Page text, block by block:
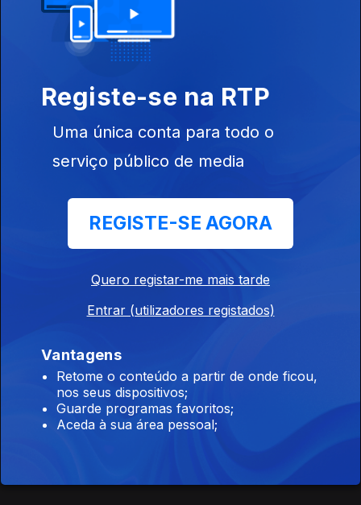
Conversa com PZ e showcase ao vivo com Rita
Showcases ao vivo com Souq e com We Trust
21 mar. 2015
Showcase ao vivo com Jimmy P
28 fev. 2015
Showcase ao vivo com Blind Zero
Showcases ao vivo com Cave Story e com
Ghost Hunt
Registe-se na RTP
Uma única conta para todo o
serviço público de media
REGISTE-SE AGORA
Quero registar-me mais tarde
Entrar (utilizadores registados)
Vantagens
Retome o conteúdo a partir de onde ficou,
nos seus dispositivos;
Guarde programas favoritos;
Aceda à sua área pessoal;